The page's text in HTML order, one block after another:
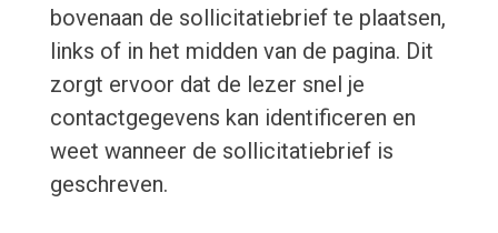
bovenaan de sollicitatiebrief te plaatsen,
links of in het midden van de pagina. Dit
zorgt ervoor dat de lezer snel je
contactgegevens kan identificeren en
weet wanneer de sollicitatiebrief is
geschreven.